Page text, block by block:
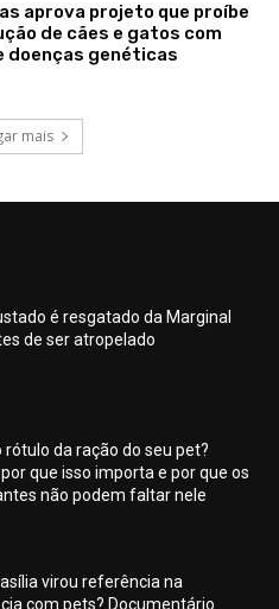
aprova projeto que proíbe
de cães e gatos com
doenças genéticas
mais
é resgatado da Marginal
de ser atropelado
rótulo da ração do seu pet?
que isso importa e por que os
não podem faltar nele
virou referência na
com pets? Documentário